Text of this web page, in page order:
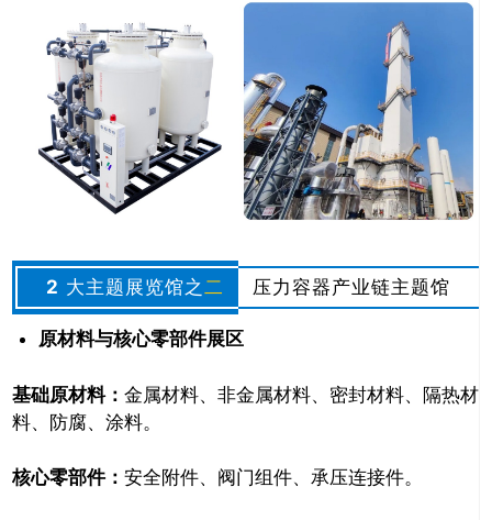
2 大主题展览馆之二 压力容器产业链主题馆
原材料与核心零部件展区
基础原材料： 金属材料、非金属材料、密封材料、隔热材
料、防腐、涂料。
核心零部件： 安全附件、阀门组件、承压连接件。